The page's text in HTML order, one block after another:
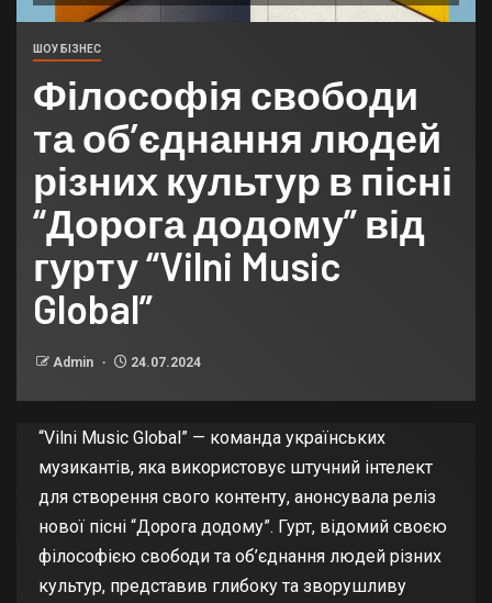
ШОУ БІЗНЕС
Філософія свободи
та об’єднання людей
різних культур в пісні
“Дорога додому” від
гурту “Vilni Music
Global”
Admin 24.07.2024
“Vilni Music Global” — команда українських
музикантів, яка використовує штучний інтелект
для створення свого контенту, анонсувала реліз
нової пісні “Дорога додому”. Гурт, відомий своєю
філософією свободи та об’єднання людей різних
культур, представив глибоку та зворушливу